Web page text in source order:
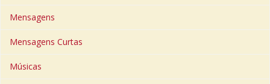
Mensagens
Mensagens Curtas
Músicas